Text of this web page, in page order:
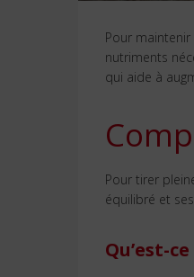
Pour
nutriments
qui aide à
Pour tirer
équilibré et
Qu’est-